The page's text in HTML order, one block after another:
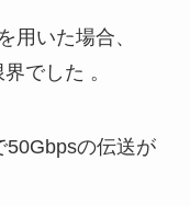
用いた場合、
でした 。
50Gbpsの伝送が